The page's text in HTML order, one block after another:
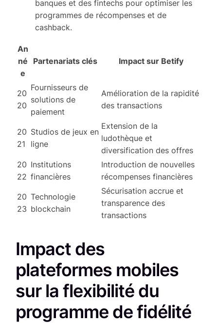
banques et des fintechs pour optimiser les
programmes de récompenses et de
cashback.
An
né
e
Partenariats clés Impact sur Betify
20
20
Fournisseurs de
solutions de
paiement
Amélioration de la rapidité
des transactions
20
21
Studios de jeux en
ligne
Extension de la
ludothèque et
diversification des offres
20
22
Institutions
financières
Introduction de nouvelles
récompenses financières
20
23
Technologie
blockchain
Sécurisation accrue et
transparence des
transactions
Impact des
plateformes mobiles
sur la flexibilité du
programme de fidélité